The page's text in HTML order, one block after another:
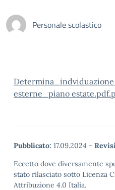
Personale scolastico
esterne_piano
Pubblicato: 17.09.2024 -
Eccetto dove diversamente
stato rilasciato sotto Licenza
Attribuzione 4.0 Italia.